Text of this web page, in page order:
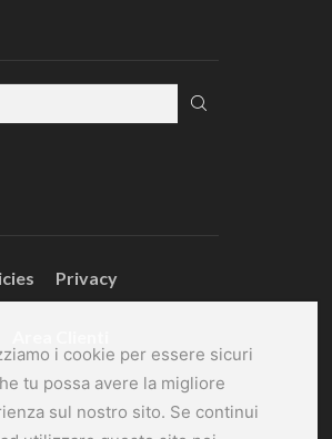
i cookie per essere sicuri
tu possa avere la migliore
sul nostro sito. Se continui
Privacy